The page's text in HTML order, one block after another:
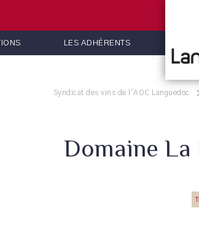
LES ADHÉRENTS
Syndicat des vins de l'AOC Languedoc
Domaine La